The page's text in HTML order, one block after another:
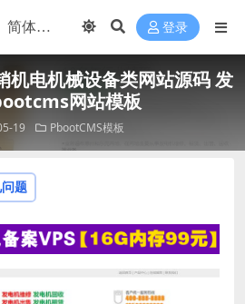
登录
机电机械设备类网站源码 发
网站模板
19 PbootCMS模板
题